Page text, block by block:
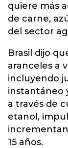
quiere más
de carne,
del sector
Brasil dijo
aranceles a
incluyendo
instantáneo
a través de
etanol,
15 años.